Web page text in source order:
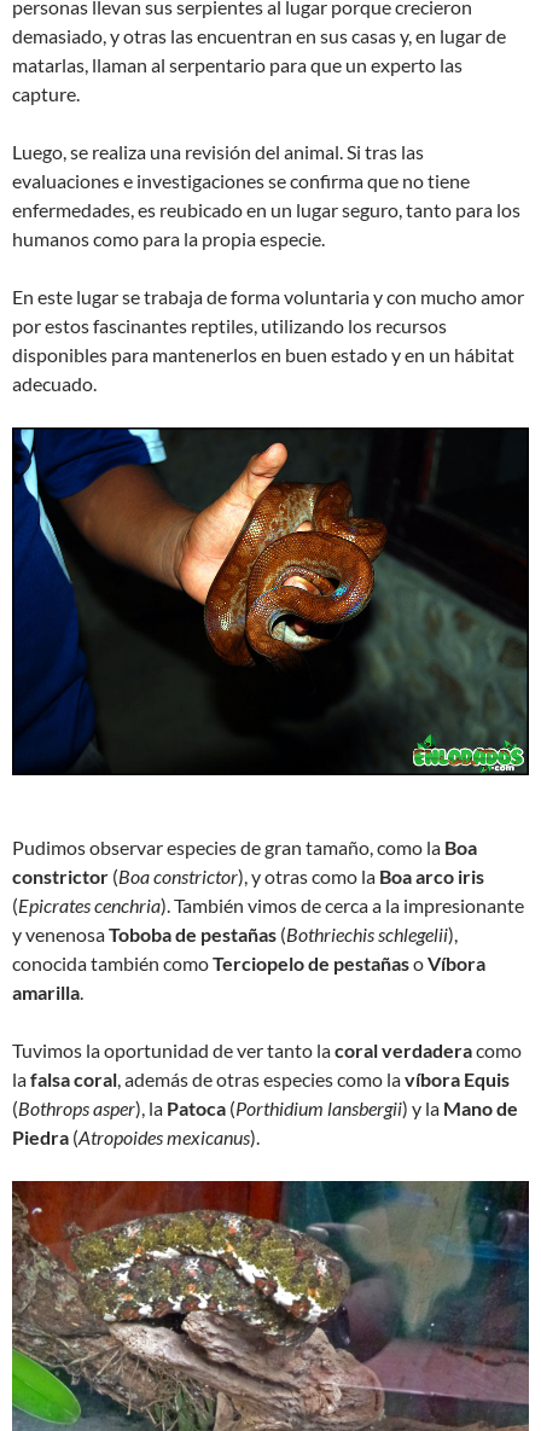
personas llevan sus serpientes al lugar porque crecieron
demasiado, y otras las encuentran en sus casas y, en lugar de
matarlas, llaman al serpentario para que un experto las
capture.
Luego, se realiza una revisión del animal. Si tras las
evaluaciones e investigaciones se confirma que no tiene
enfermedades, es reubicado en un lugar seguro, tanto para los
humanos como para la propia especie.
En este lugar se trabaja de forma voluntaria y con mucho amor
por estos fascinantes reptiles, utilizando los recursos
disponibles para mantenerlos en buen estado y en un hábitat
adecuado.
Pudimos observar especies de gran tamaño, como la Boa
constrictor (Boa constrictor), y otras como la Boa arco iris
(Epicrates cenchria). También vimos de cerca a la impresionante
y venenosaToboba de pestañas (Bothriechis schlegelii),
conocida también comoTerciopelo de pestañasoVíbora
amarilla.
Tuvimos la oportunidad de ver tanto lacoral verdaderacomo
lafalsa coral, además de otras especies como lavíbora Equis
(Bothrops asper), la Patoca (Porthidium lansbergii) y la Mano de
Piedra (Atropoides mexicanus).